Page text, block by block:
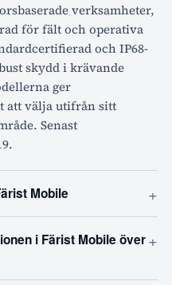
verksamheter,
för fält och operativa
och IP68-
skydd i krävande
ger
att välja utifrån sitt
Senast
Mobile +
i Färist Mobile över+